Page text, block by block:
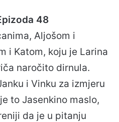
48
Aljošom i
i Katom, koju je Larina
naročito dirnula.
i Vinku za izmjeru
to Jasenkino maslo,
da je u pitanju